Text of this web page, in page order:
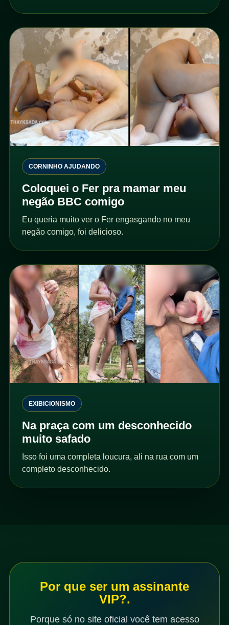
CORNINHO AJUDANDO
Coloquei o Fer pra mamar meu
negão BBC comigo
Eu queria muito ver o Fer engasgando no meu
negão comigo, foi delicioso.
EXIBICIONISMO
Na praça com um desconhecido
muito safado
Isso foi uma completa loucura, ali na rua com um
completo desconhecido.
Por que ser um assinante
VIP?.
Porque só no site oficial você tem acesso